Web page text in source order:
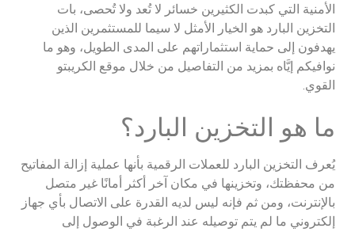
الأمنية التي كبدت الكثيرين خسائر لا تُعد ولا تُحصى، بات
التخزين البارد هو الخيار الأمثل لا سيما للمستثمرين الذين
يهدفون إلى حماية استثماراتهم على المدى الطويل، وهو ما
نوافيكم إيَّاه بمزيد من التفاصيل من خلال موقع الكريبتو
القوي.
ما هو التخزين البارد؟
يُعرف التخزين البارد للعملات الرقمية بأنها عملية إزالة المفاتيح
من محفظتك، وتخزينها في مكان آخر أكثر أمانًا غير متصل
بالإنترنت، ومن ثم فإنه ليس لديه القدرة على الاتصال بأي جهاز
إلكتروني ما لم يتم توصيله عند الرغبة في الوصول إلى